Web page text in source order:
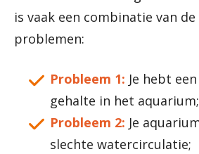
is vaak een combinatie van
problemen:
Probleem 1: Je hebt
gehalte in het aquarium;
Probleem 2: Je
slechte watercirculatie;